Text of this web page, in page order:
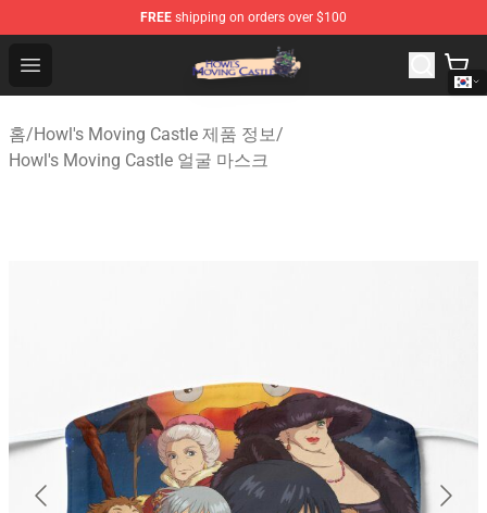
FREE shipping on orders over $100
Open menu
Howl's Moving Castle Store - Official Howl's Moving
홈/Howl's Moving Castle 제품 정보/
Howl's Moving Castle 얼굴 마스크